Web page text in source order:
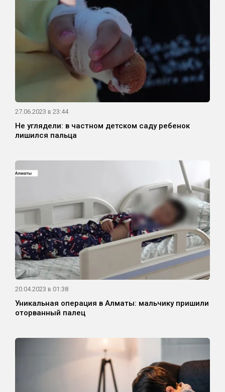
27.06.2023 в 23:44
Не углядели: в частном детском саду ребенок
лишился пальца
20.04.2023 в 01:38
Уникальная операция в Алматы: мальчику пришили
оторванный палец